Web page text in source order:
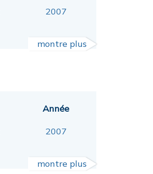
2007
montre plus
Année
2007
montre plus